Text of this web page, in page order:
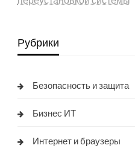
Рубрики
Безопасность и защита
Бизнес ИТ
Интернет и браузеры